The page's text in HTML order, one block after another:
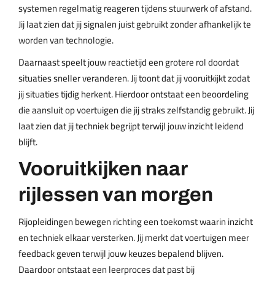
systemen regelmatig reageren tijdens stuurwerk of afstand.
Jij laat zien dat jij signalen juist gebruikt zonder afhankelijk te
worden van technologie.
Daarnaast speelt jouw reactietijd een grotere rol doordat
situaties sneller veranderen. Jij toont dat jij vooruitkijkt zodat
jij situaties tijdig herkent. Hierdoor ontstaat een beoordeling
die aansluit op voertuigen die jij straks zelfstandig gebruikt. Jij
laat zien dat jij techniek begrijpt terwijl jouw inzicht leidend
blijft.
Vooruitkijken naar
rijlessen van morgen
Rijopleidingen bewegen richting een toekomst waarin inzicht
en techniek elkaar versterken. Jij merkt dat voertuigen meer
feedback geven terwijl jouw keuzes bepalend blijven.
Daardoor ontstaat een leerproces dat past bij